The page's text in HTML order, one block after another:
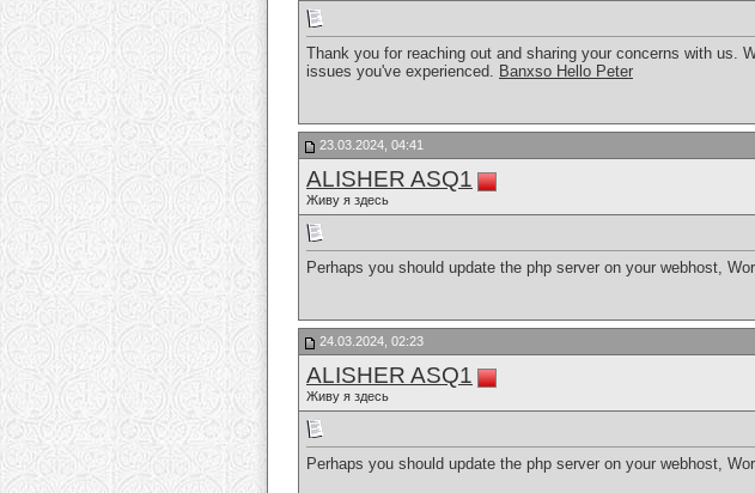
Thank you for reaching out and sharing your concerns with us.
issues you've experienced. Banxso Hello Peter
23.03.2024, 04:41
ALISHER ASQ1
Живу я здесь
Perhaps you should update the php server on your webhost,
24.03.2024, 02:23
ALISHER ASQ1
Живу я здесь
Perhaps you should update the php server on your webhost,